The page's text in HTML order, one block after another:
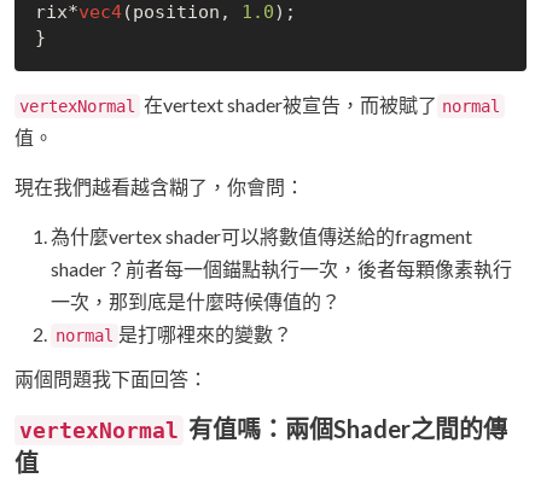
rix*vec4(position, 1.0);
vertexNormal 在vertext shader被宣告，而被賦了 normal
值。
現在我們越看越含糊了，你會問：
為什麼vertex shader可以將數值傳送給的fragment
shader？前者每一個錨點執行一次，後者每顆像素執行
一次，那到底是什麼時候傳值的？
normal 是打哪裡來的變數？
兩個問題我下面回答：
vertexNormal 有值嗎：兩個Shader之間的傳
值